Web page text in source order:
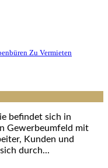
Zu Vermieten
befindet sich in
Gewerbeumfeld mit
Kunden und
durch...